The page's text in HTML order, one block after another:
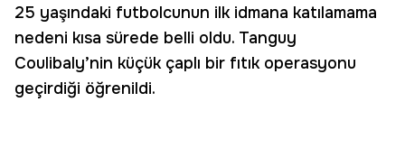
25 yaşındaki futbolcunun ilk idmana katılamama
nedeni kısa sürede belli oldu. Tanguy
Coulibaly’nin küçük çaplı bir fıtık operasyonu
geçirdiği öğrenildi.